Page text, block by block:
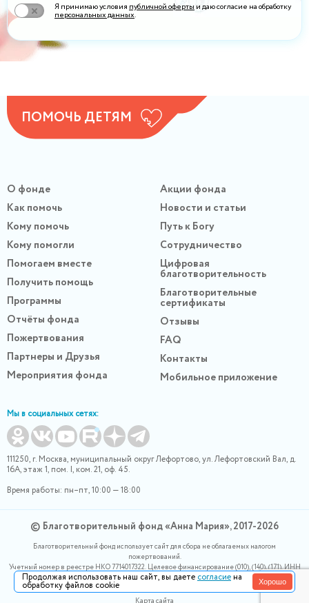
Я принимаю условия публичной оферты и даю согласие на обработку
персональных данных.
ПОМОЧЬ ДЕТЯМ
О фонде
Как помочь
Кому помочь
Кому помогли
Помогаем вместе
Получить помощь
Программы
Отчёты фонда
Пожертвования
Партнеры и Друзья
Мероприятия фонда
Акции фонда
Новости и статьи
Путь к Богу
Сотрудничество
Цифровая
благотворительность
Благотворительные
сертификаты
Отзывы
FAQ
Контакты
Мобильное приложение
Мы в социальных сетях:
111250, г. Москва, муниципальный округ Лефортово, ул. Лефортовский Вал, д.
16А, этаж 1, пом. I, ком. 21, оф. 45.
Время работы: пн–пт, 10:00 — 18:00
© Благотворительный фонд «Анна Мария», 2017-2026
Благотворительный фонд использует сайт для сбора не облагаемых налогом
пожертвований.
Учетный номер в реестре НКО 7714017322. Целевое финансирование (010), (140), (171). ИНН
0400007265, ОГРН 1180400000220. Номер в реестре Роскомнадзора 77-24-166339
Политика конфидециальности
Продолжая использовать наш сайт, вы даете согласиена
обработку файлов cookie Хорошо